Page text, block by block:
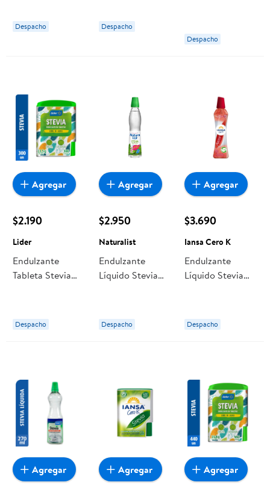
Despacho Despacho
Despacho
$2.190
Lider
Endulzante
Tableta Stevia
Despacho
Agregar
$2.950
Naturalist
Endulzante
Líquido Stevia
Despacho
Agregar
$3.690
Iansa Cero K
Endulzante
Líquido Stevia
Despacho
Agregar
Agregar Agregar Agregar